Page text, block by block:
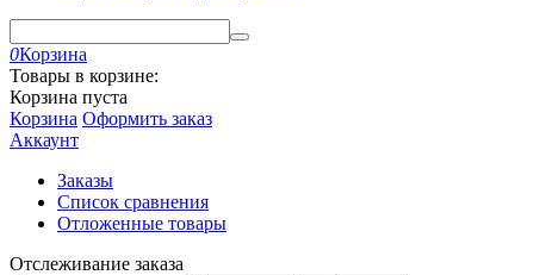
0Корзина
Товары в корзине:
Корзина пуста
Корзина Оформить заказ
Аккаунт
Заказы
Список сравнения
Отложенные товары
Отслеживание заказа